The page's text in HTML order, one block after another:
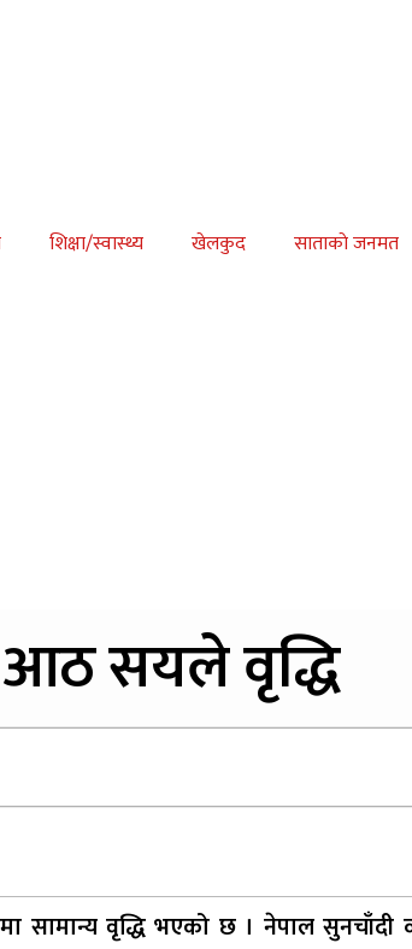
शिक्षा/स्वास्थ्य खेलकुद साताकाे जनमत
सयले वृद्धि
सामान्य वृद्धि भएको छ । नेपाल सुनचाँदी